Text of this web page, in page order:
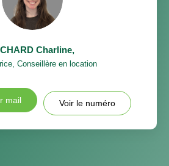
Charline,
Conseillère en location
mail Voir le numéro